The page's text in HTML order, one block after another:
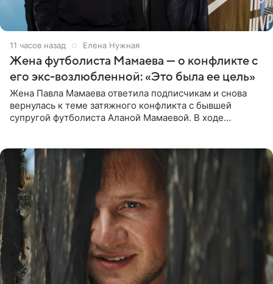
11 часов назад Елена Нужная
Жена футболиста Мамаева — о конфликте с
его экс-возлюбленной: «Это была ее цель»
Жена Павла Мамаева ответила подписчикам и снова
вернулась к теме затяжного конфликта с бывшей
супругой футболиста Аланой Мамаевой. В ходе